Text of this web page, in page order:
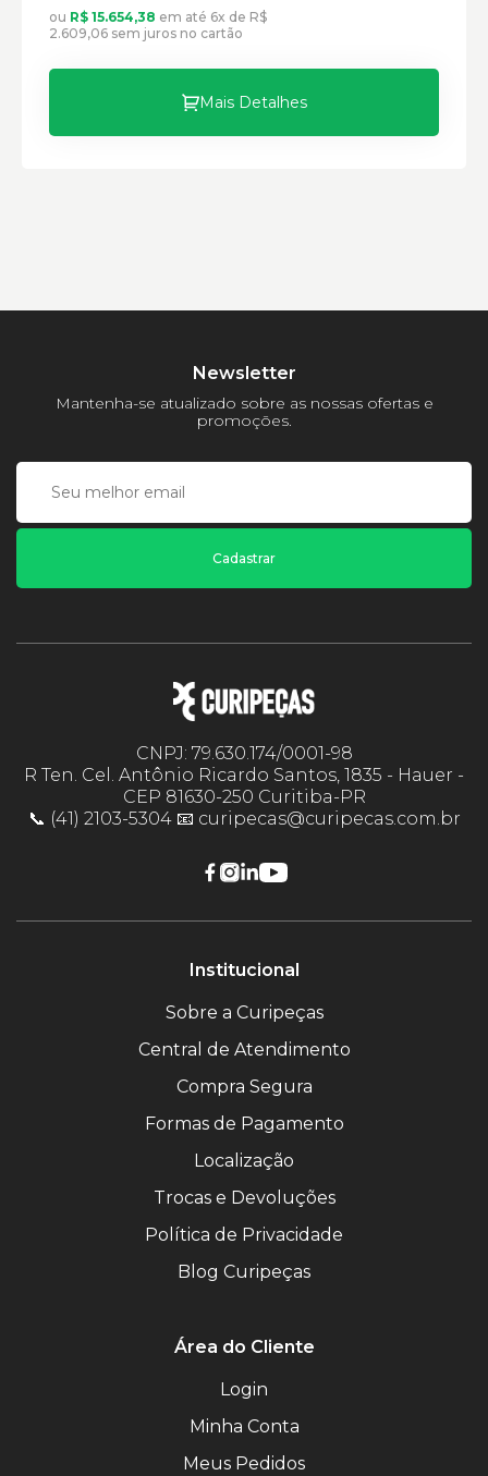
ou R$ 15.654,38 em até 6x de R$
2.609,06 sem juros no cartão
Mais Detalhes
Newsletter
Mantenha-se atualizado sobre as nossas ofertas e
promoções.
Cadastrar
CNPJ: 79.630.174/0001-98
R Ten. Cel. Antônio Ricardo Santos, 1835 - Hauer -
CEP 81630-250 Curitiba-PR
📞 (41) 2103-5304 📧 curipecas@curipecas.com.br
Institucional
Sobre a Curipeças
Central de Atendimento
Compra Segura
Formas de Pagamento
Localização
Trocas e Devoluções
Política de Privacidade
Blog Curipeças
Área do Cliente
Login
Minha Conta
Meus Pedidos